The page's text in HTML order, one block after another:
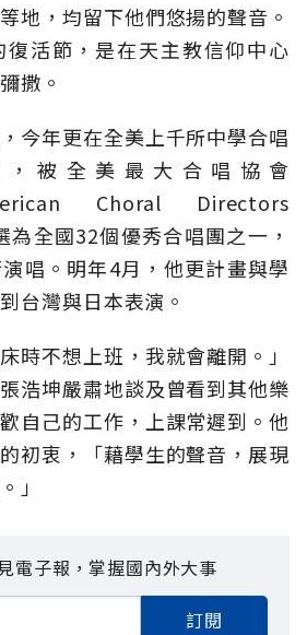
地，均留下他們悠揚的聲音。
活節，是在天主教信仰中心
撒。
今年更在全美上千所中學合唱
被全美最大合唱協會
Choral Directors
全國32個優秀合唱團之一，
唱。明年4月，他更計畫與學
台灣與日本表演。
時不想上班，我就會離開。」
浩坤嚴肅地談及曾看到其他樂
自己的工作，上課常遲到。他
初衷，「藉學生的聲音，展現
」
電子報，掌握國內外大事
訂閱